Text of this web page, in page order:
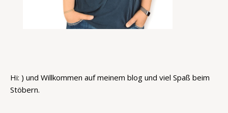
Hi: ) und Willkommen auf meinem blog und viel Spaß beim
Stöbern.